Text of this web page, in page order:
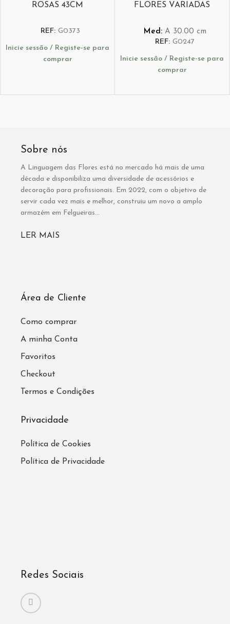
ROSAS 43CM
REF: G0373
Inicie sessão / Registe-se para
comprar
FLORES VARIADAS
Med: A 30.00 cm
REF: G0247
Inicie sessão / Registe-se para
comprar
Sobre nós
A Linguagem das Flores está no mercado há mais de uma
década e disponibiliza uma diversidade de acessórios e
decoração para profissionais. Em 2022, com o objetivo de
servir cada vez mais e melhor, construiu um novo a amplo
armazém em Felgueiras...
LER MAIS
Área de Cliente
Como comprar
A minha Conta
Favoritos
Checkout
Termos e Condições
Privacidade
Política de Cookies
Política de Privacidade
Redes Sociais